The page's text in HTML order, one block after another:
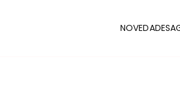
NOVEDADES